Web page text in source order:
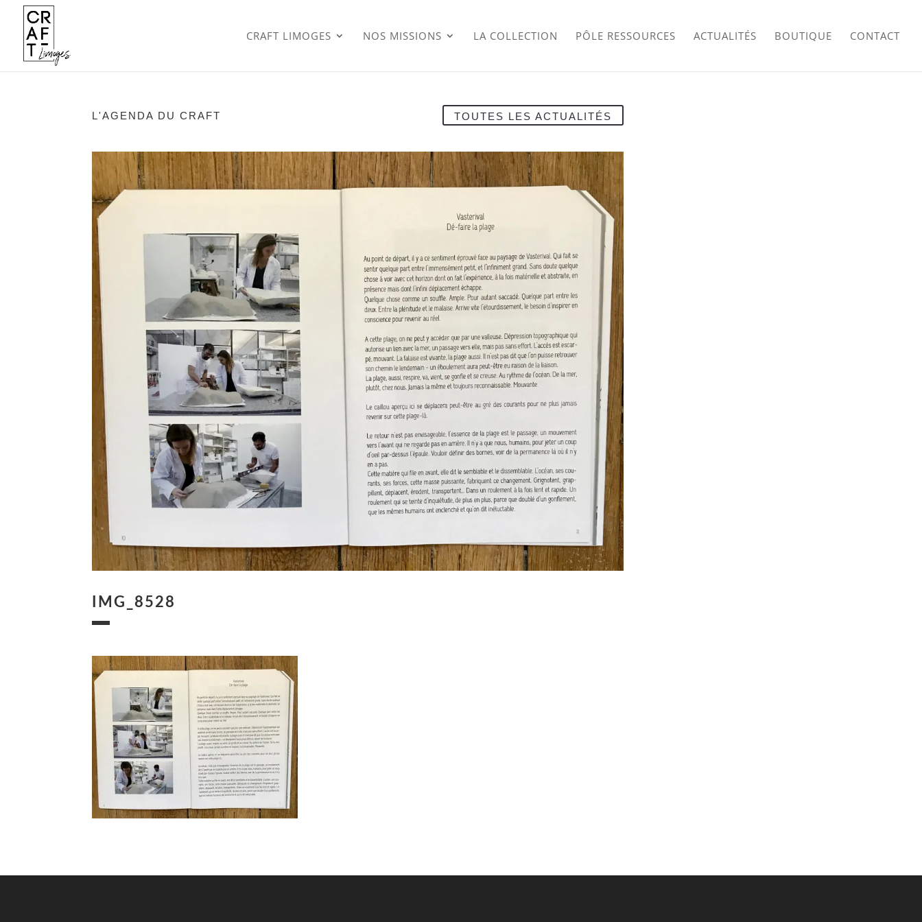
CRAFT LIMOGES NOS MISSIONS LA COLLECTION PÔLE RESSOURCES ACTUALITÉS BOUTIQUE CONTACT
L'AGENDA DU CRAFT TOUTES LES ACTUALITÉS
IMG_8528